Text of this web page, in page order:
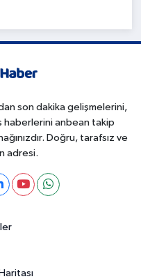
son dakika gelişmelerini,
haberlerini anbean takip
Doğru, tarafsız ve
adresi.